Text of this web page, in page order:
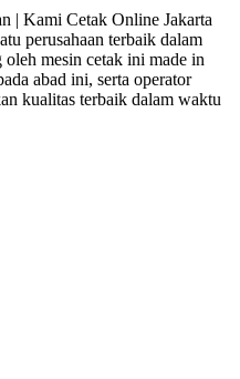
| Kami Cetak Online Jakarta
perusahaan terbaik dalam
mesin cetak ini made in
abad ini, serta operator
kualitas terbaik dalam waktu